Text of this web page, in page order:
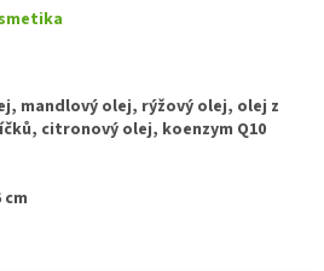
mandlový olej, rýžový olej, olej z
citronový olej, koenzym Q10
cm